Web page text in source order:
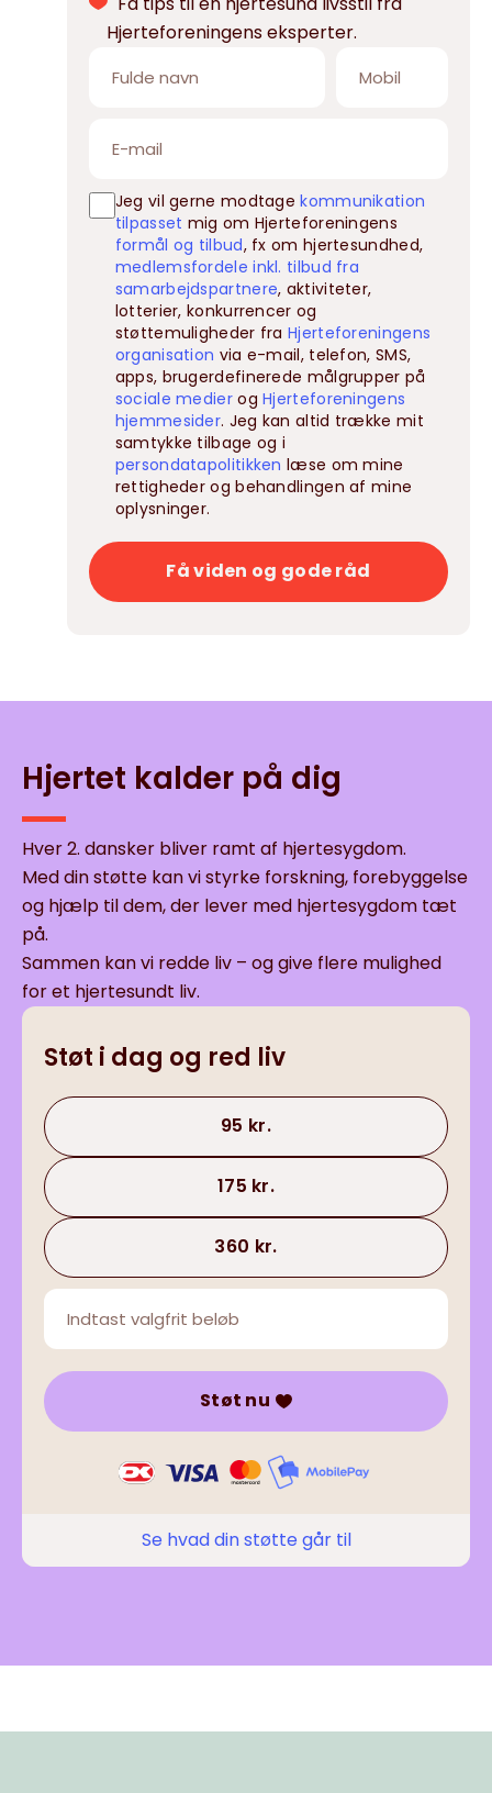
Hjerteforeningens eksperter.
Jeg vil gerne modtagekommunikation
tilpasset mig om Hjerteforeningens
formål og tilbud, fx om hjertesundhed,
medlemsfordele inkl. tilbud fra
samarbejdspartnere, aktiviteter,
lotterier, konkurrencer og
støttemuligheder fraHjerteforeningens
organisation via e-mail, telefon, SMS,
apps, brugerdefinerede målgrupper på
sociale medierogHjerteforeningens
hjemmesider. Jeg kan altid trække mit
samtykke tilbage og i
persondatapolitikken læse om mine
rettigheder og behandlingen af mine
oplysninger.
Få viden og gode råd
Hjertet kalder på dig
Hver 2. dansker bliver ramt af hjertesygdom.
Med din støtte kan vi styrke forskning, forebyggelse
og hjælp til dem, der lever med hjertesygdom tæt
på.
Sammen kan vi redde liv – og give flere mulighed
for et hjertesundt liv.
Støt i dag og red liv
95 kr.
175 kr.
360 kr.
Støt nu
Se hvad din støtte går til